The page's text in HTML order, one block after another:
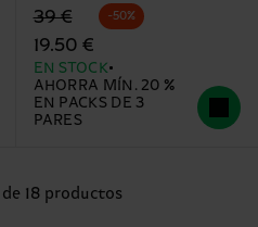
Precio original
39 €
precio rebajado
19.50 €
-50%
EN STOCK
AHORRA MÍN. 20 %
EN PACKS DE 3
PARES
18 productos